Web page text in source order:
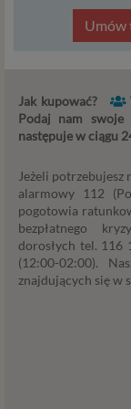
Umów
Jak kupować?
Podaj nam swoje
następuje w ciągu
Jeżeli
alarmowy 112
pogotowia
bezpłatnego
dorosłych tel. 116
(12:00-02:00).
znajdujących się w
informacji
zagadnień
przeczytanie,
Czym są
Dane osobowe
osobie fizycznej.
serwisu takimi
Twoje dane w
usłudze
mogą być
technologiach
lub naszych
urządzeniach,